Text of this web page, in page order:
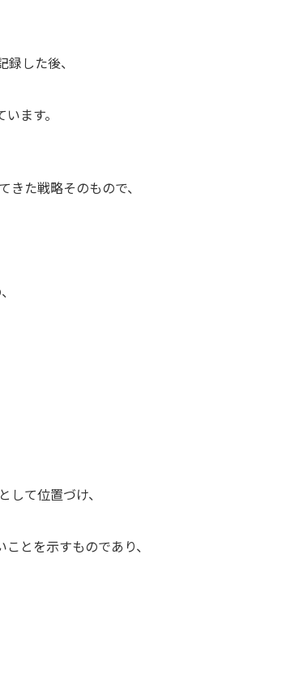
した後、
ます。
た戦略そのもので、
て位置づけ、
とを示すものであり、